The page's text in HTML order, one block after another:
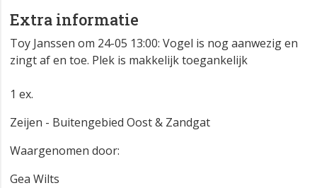
Extra informatie
Toy Janssen om 24-05 13:00: Vogel is nog aanwezig en
zingt af en toe. Plek is makkelijk toegankelijk
1 ex.
Zeijen - Buitengebied Oost & Zandgat
Waargenomen door:
Gea Wilts